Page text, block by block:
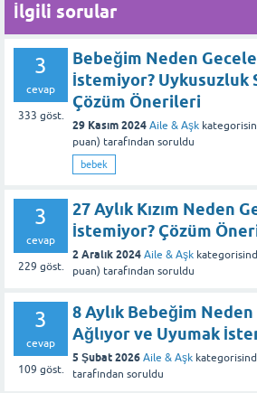
İlgili sorular
3
cevap
333 göst.
Bebeğim Neden
İstemiyor? Uykusuzluk
Çözüm Önerileri
29 Kasım 2024 Aile & Aşk
puan) tarafından soruldu
bebek
3
cevap
229 göst.
27 Aylık Kızım Neden
İstemiyor? Çözüm
2 Aralık 2024 Aile & Aşk
puan) tarafından soruldu
3
cevap
109 göst.
8 Aylık Bebeğim
Ağlıyor ve Uyumak
5 Şubat 2026 Aile & Aşk
tarafından soruldu